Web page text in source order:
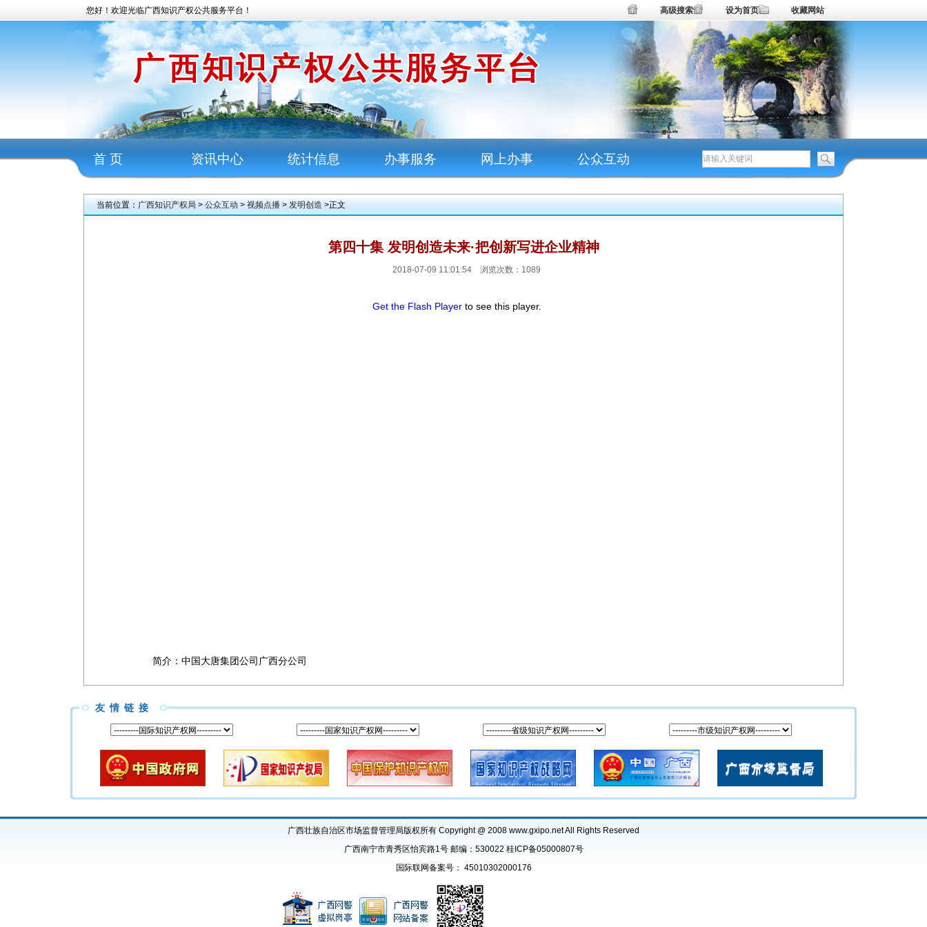
您好！欢迎光临广西知识产权公共服务平台！ 高级搜索 设为首页 收藏网站
首 页 资讯中心 统计信息 办事服务 网上办事 公众互动
当前位置： 广西知识产权局 > 公众互动 > 视频点播 > 发明创造 >正文
第四十集 发明创造未来·把创新写进企业精神
2018-07-09 11:01:54 浏览次数： 1089
Get the Flash Player to see this player.
简介： 中国大唐集团公司广西分公司
友情链接
广西壮族自治区市场监督管理局版权所有 Copyright @ 2008 www.gxipo.net All Rights Reserved
广西南宁市青秀区怡宾路1号 邮编：530022 桂ICP备05000807号
国际联网备案号： 45010302000176